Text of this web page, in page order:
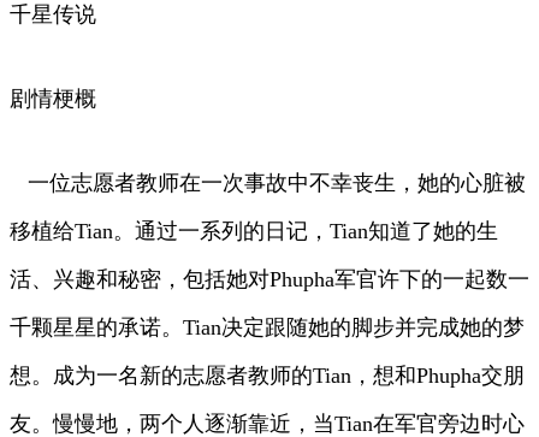
千星传说
剧情梗概
一位志愿者教师在一次事故中不幸丧生，她的心脏被
移植给Tian。通过一系列的日记，Tian知道了她的生
活、兴趣和秘密，包括她对Phupha军官许下的一起数一
千颗星星的承诺。Tian决定跟随她的脚步并完成她的梦
想。成为一名新的志愿者教师的Tian，想和Phupha交朋
友。慢慢地，两个人逐渐靠近，当Tian在军官旁边时心